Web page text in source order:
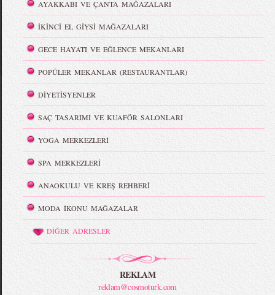
AYAKKABI VE ÇANTA MAĞAZALARI
İKİNCİ EL GİYSİ MAĞAZALARI
GECE HAYATI VE EĞLENCE MEKANLARI
POPÜLER MEKANLAR (RESTAURANTLAR)
DİYETİSYENLER
SAÇ TASARIMI VE KUAFÖR SALONLARI
YOGA MERKEZLERİ
SPA MERKEZLERİ
ANAOKULU VE KREŞ REHBERİ
MODA İKONU MAĞAZALAR
DİĞER ADRESLER
REKLAM
reklam@cosmoturk.com